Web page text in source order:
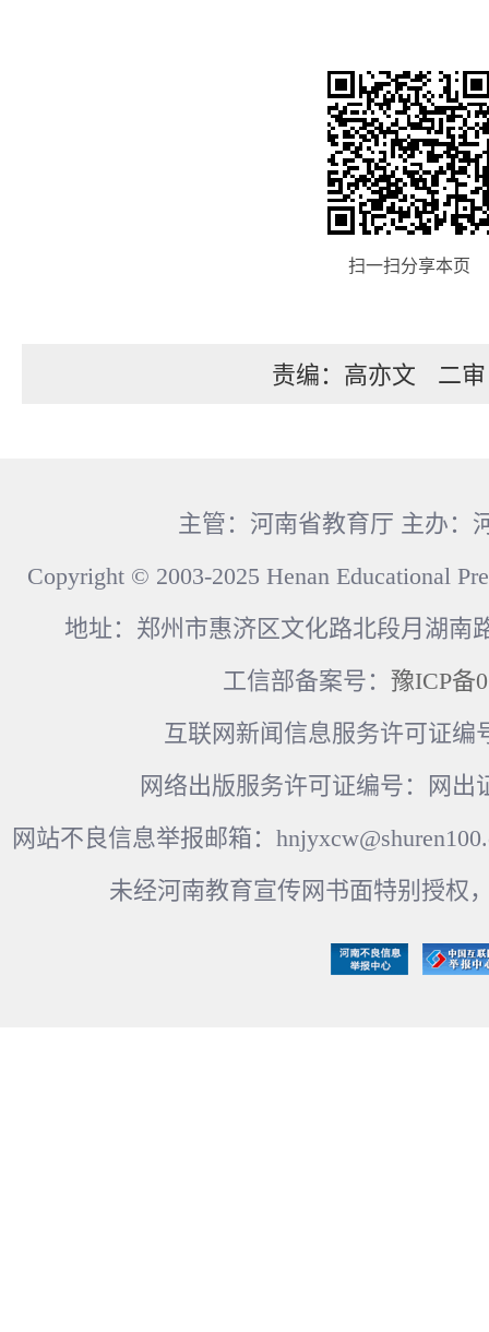
扫一扫分享本页
责编：高亦文 二
主管：河南省教育厅 主办：
Copyright © 2003-2025 Henan Educational
地址：郑州市惠济区文化路北段月湖南
工信部备案号： 豫ICP备
互联网新闻信息服务许可证编
网络出版服务许可证编号：网出
网站不良信息举报邮箱：
未经河南教育宣传网书面特别授权